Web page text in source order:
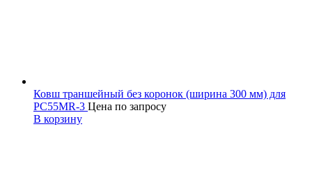
Ковш траншейный без коронок (ширина 300 мм) для
PC55MR-3 Цена по запросу
В корзину